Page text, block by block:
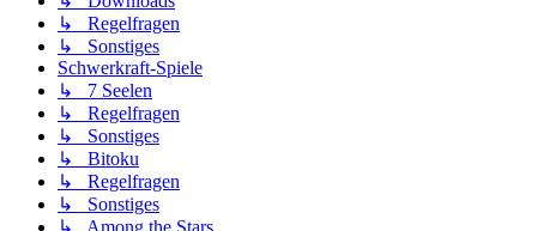
↳ Regelfragen
↳ Sonstiges
Schwerkraft-Spiele
↳ 7 Seelen
↳ Regelfragen
↳ Sonstiges
↳ Bitoku
↳ Regelfragen
↳ Sonstiges